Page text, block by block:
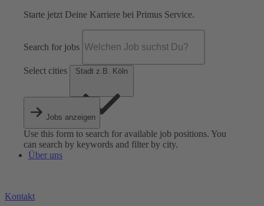
Starte jetzt Deine Karriere bei Primus Service.
Search for jobs
Select cities Stadt z.B. Köln
Jobs anzeigen
Use this form to search for available job positions. You
can search by keywords and filter by city.
Über uns
Kontakt